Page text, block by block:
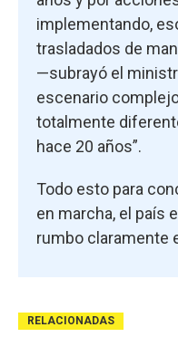
implementando,
trasladados de
—subrayó el
escenario
totalmente
hace 20 años”.
Todo esto para
en marcha, el país
rumbo claramente
RELACIONADAS